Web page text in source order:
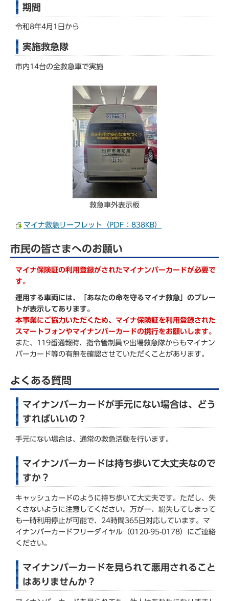
期間
令和8年4月1日から
実施救急隊
市内14台の全救急車で実施
救急車外表示板
マイナ救急リーフレット（PDF：838KB）
市民の皆さまへのお願い
マイナ保険証の利用登録がされたマイナンバーカードが必要で
す。
運用する車両には、「あなたの命を守るマイナ救急」のプレー
トが表示してあります。
本事業にご協力いただくため、マイナ保険証を利用登録された
スマートフォンやマイナンバーカードの携行をお願いします。
また、119番通報時、指令管制員や出場救急隊からもマイナン
バーカード等の有無を確認させていただくことがあります。
よくある質問
マイナンバーカードが手元にない場合は、どう
すればいいの？
手元にない場合は、通常の救急活動を行います。
マイナンバーカードは持ち歩いて大丈夫なので
すか？
キャッシュカードのように持ち歩いて大丈夫です。ただし、失
くさないように注意してください。万が一、紛失してしまって
も一時利用停止が可能で、24時間365日対応しています。マ
イナンバーカードフリーダイヤル（0120-95-0178）にご連絡
ください。
マイナンバーカードを見られて悪用されること
はありませんか？